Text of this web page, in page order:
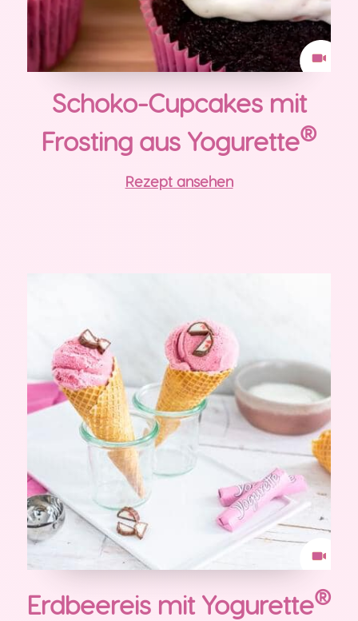
Schoko-Cupcakes mit
Frosting aus Yogurette®
Rezept ansehen
Erdbeereis mit Yogurette®